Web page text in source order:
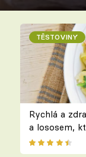
TĚSTOVINY
Rychlá a
a lososem,